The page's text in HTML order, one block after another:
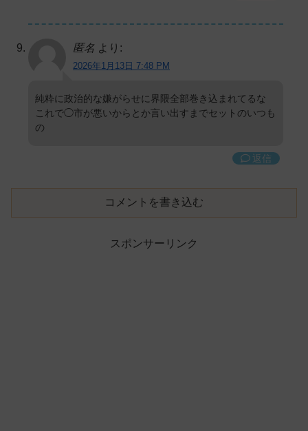
匿名 より:
2026年1月13日 7:48 PM
純粋に政治的な嫌がらせに界隈全部巻き込まれてるな
これで◯市が悪いからとか言い出すまでセットのいつも
の
返信
コメントを書き込む
スポンサーリンク